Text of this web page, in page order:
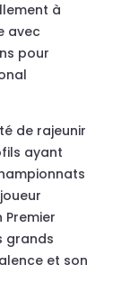
à
avec
pour
de rajeunir
ayant
Premier
grands
et son